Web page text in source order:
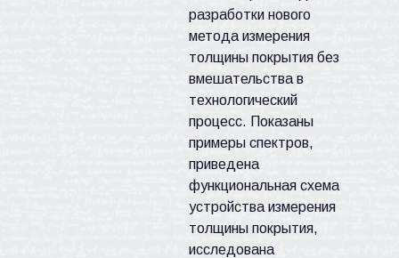
разработки нового
метода измерения
толщины покрытия без
вмешательства в
технологический
процесс. Показаны
примеры спектров,
приведена
функциональная схема
устройства измерения
толщины покрытия,
исследована